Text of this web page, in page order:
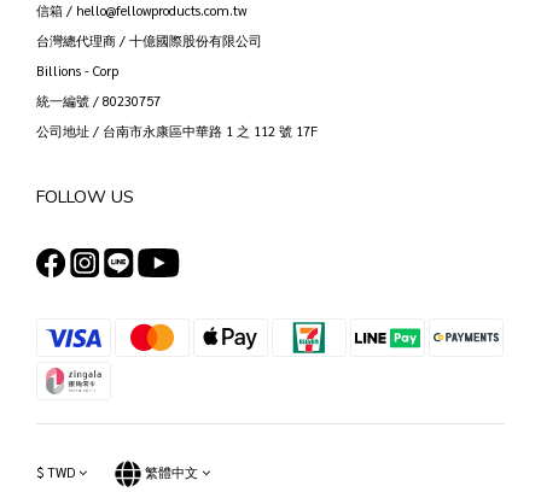
信箱 / hello@fellowproducts.com.tw
台灣總代理商 / 十億國際股份有限公司
Billions - Corp
統一編號 / 80230757
公司地址 / 台南市永康區中華路 1 之 112 號 17F
FOLLOW US
$ TWD 繁體中文